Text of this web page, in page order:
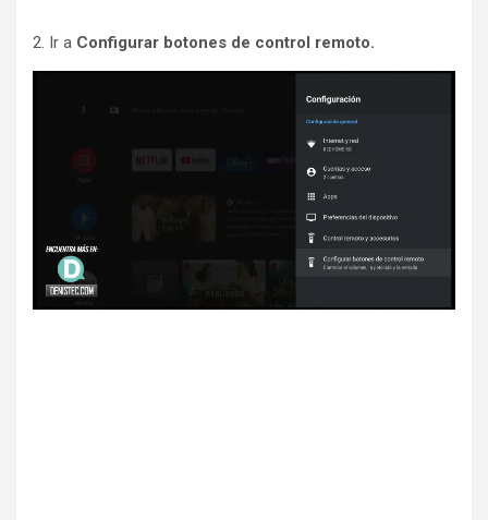
2. Ir a Configurar botones de control remoto.